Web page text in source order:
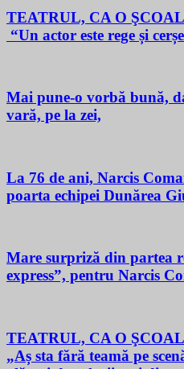
TEATRUL, CA O
“Un actor este rege și
Mai pune-o vorbă bună,
vară, pe la zei,
La 76 de ani, Narcis
poarta echipei Dunărea
Mare surpriză din partea
express”, pentru Narcis
TEATRUL, CA O
„Aș sta fără teamă pe